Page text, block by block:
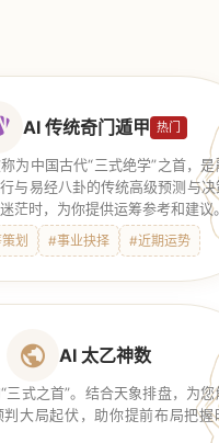
AI 传统奇门遁甲 热门
为中国古代“三式绝学”之首，
与易经八卦的传统高级预测与决
茫时，为你提供运筹参考和建议
划 #事业抉择 #近期运势
AI 太乙神数
三式之首”。结合天象排盘，为
大局起伏，助你提前布局把握